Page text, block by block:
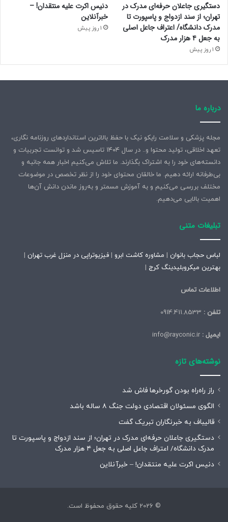
دستگیری جاعلان حرفه‌ای مدرک در
تهران؛ از سند ازدواج و پاسپورت تا
مدرک دانشگاه/ اعتراف جاعل اصلی
به جعل ۴ هزار مدرک
1 روز پیش
دنیس اکرت علیه منتقدان! –
خبرآنلاین
1 روز پیش
درباره ما
مجله پزشکی و سلامت رایکو نیک با حفظ بالاترین استانداردهای روزنامه نگاری،
تعهد اخلاقی، تولید محتوا و.. در سال ۱۴۰۴ تاسیس شد و توانست تجربیات و
دانسته‌های خود را به اشتراک بگذارند. ما تلاش می‌کنیم اخبار همه جانبه و
بی‌طرفانه ارائه دهیم. ما خالقان محتوای خود را از نظر تخصص در موضوعات
مختلف بررسی می‌کنیم و به آموزش مسمتر و به‌روز ماندن دانش آن‌ها
اهمیت بالایی می‌دهیم.
تبلیغات متنی
لباس حجاب بانوان | مشاوره کاشت ابرو | فیزیوتراپی در منزل غرب تهران |
بهترین میکروبلیدینگ کرج |
اطلاعات تماس
تلفن :
ایمیل :
نوشته‌های تازه
راز راه‌راه بودن گورخرها فاش شد
الگوی مسئولان اقتصادی دولت جنگ ۸ ساله باشد
قالیباف به خبرنگاران تبریک گفت
دستگیری جاعلان حرفه‌ای مدرک در تهران؛ از سند ازدواج و پاسپورت تا
مدرک دانشگاه/ اعتراف جاعل اصلی به جعل ۴ هزار مدرک
دنیس اکرت علیه منتقدان! – خبرآنلاین
© 2026 کلیه حقوق محفوظ است.